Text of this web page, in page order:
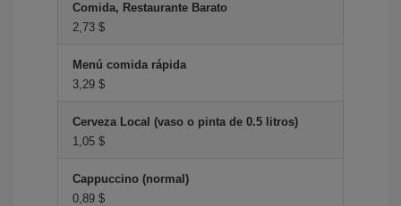
Comida, Restaurante Barato
2,73 $
Menú comida rápida
3,29 $
Cerveza Local (vaso o pinta de 0.5 litros)
1,05 $
Cappuccino (normal)
0,89 $